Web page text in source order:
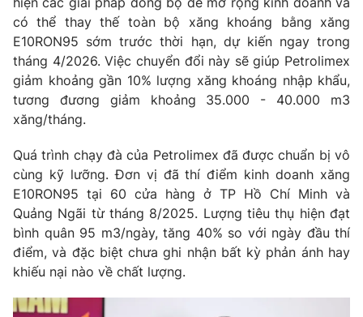
có thể thay thế toàn bộ xăng khoáng bằng xăng
E10RON95 sớm trước thời hạn, dự kiến ngay trong
tháng 4/2026. Việc chuyển đổi này sẽ giúp Petrolimex
giảm khoảng gần 10% lượng xăng khoáng nhập khẩu,
tương đương giảm khoảng 35.000 - 40.000 m3
xăng/tháng.
Quá trình chạy đà của Petrolimex đã được chuẩn bị vô
cùng kỹ lưỡng. Đơn vị đã thí điểm kinh doanh xăng
E10RON95 tại 60 cửa hàng ở TP Hồ Chí Minh và
Quảng Ngãi từ tháng 8/2025. Lượng tiêu thụ hiện đạt
bình quân 95 m3/ngày, tăng 40% so với ngày đầu thí
điểm, và đặc biệt chưa ghi nhận bất kỳ phản ánh hay
khiếu nại nào về chất lượng.